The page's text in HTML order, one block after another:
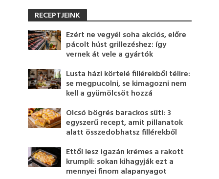
RECEPTJEINK
Ezért ne vegyél soha akciós, előre
pácolt húst grillezéshez: így
vernek át vele a gyártók
Lusta házi körtelé fillérekből télire:
se megpucolni, se kimagozni nem
kell a gyümölcsöt hozzá
Olcsó bögrés barackos süti: 3
egyszerű recept, amit pillanatok
alatt összedobhatsz fillérekből
Ettől lesz igazán krémes a rakott
krumpli: sokan kihagyják ezt a
mennyei finom alapanyagot